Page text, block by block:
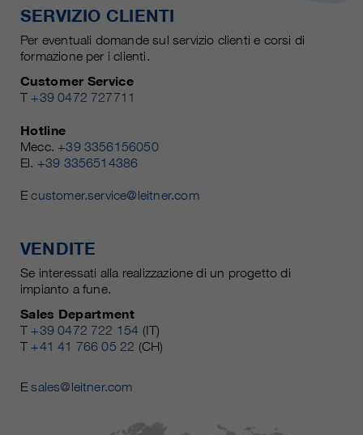
SERVIZIO CLIENTI
Per eventuali domande sul servizio clienti e corsi di
formazione per i clienti.
Customer Service
T +39 0472 727711
Hotline
Mecc. +39 3356156050
El. +39 3356514386
Ecustomer.service@leitner.com
VENDITE
Se interessati alla realizzazione di un progetto di
impianto a fune.
Sales Department
T +39 0472 722 154 (IT)
T +41 41 766 05 22 (CH)
Esales@leitner.com